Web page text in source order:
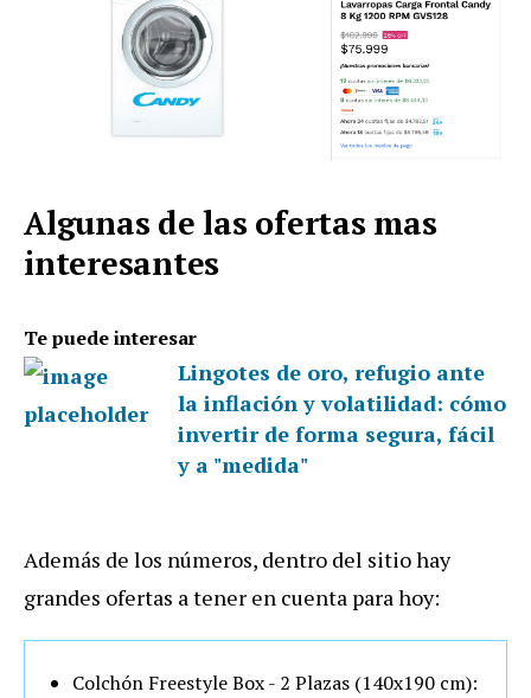
Algunas de las ofertas mas
interesantes
Te puede interesar
Lingotes de oro, refugio ante
la inflación y volatilidad: cómo
invertir de forma segura, fácil
y a "medida"
Además de los números, dentro del sitio hay
grandes ofertas a tener en cuenta para hoy:
Colchón Freestyle Box - 2 Plazas (140x190 cm):